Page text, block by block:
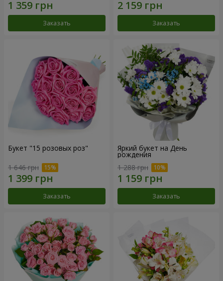
Заказать Заказать
Букет "15 розовых роз"
1 646 грн
Заказать
Яркий букет на День
рождения
1 288 грн
Заказать